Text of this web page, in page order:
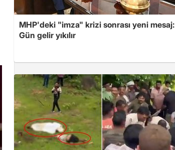
MHP'deki "imza" krizi sonrası yeni mesaj:
Gün gelir yıkılır